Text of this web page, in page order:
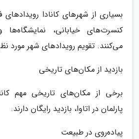
بسیاری از شهرهای کانادا رویدادهای
کنسرت‌های خیابانی، نمایشگاه‌ها
می‌کنند. تقویم رویدادهای شهر مورد
بازدید از مکان‌های تاریخی
برخی از مکان‌های تاریخی مهم
پارلمان در اتاوا، بازدید رایگان دارند.
پیاده‌روی در طبیعت